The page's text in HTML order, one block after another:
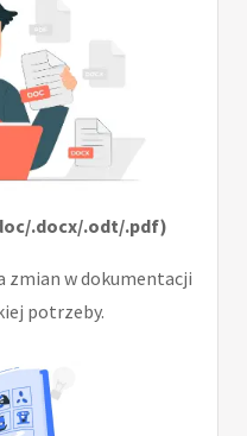
.docx/.odt/.pdf)
zmian w dokumentacji
potrzeby.